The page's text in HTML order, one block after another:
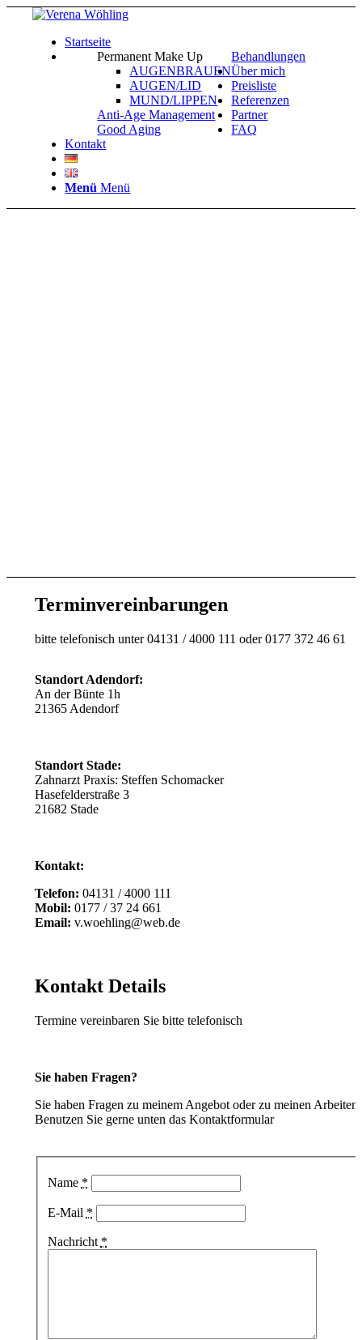
Startseite
Behandlungen
Permanent Make Up
AUGENBRAUEN
AUGEN/LID
MUND/LIPPEN
Anti-Age Management
Good Aging
Über mich
Preisliste
Referenzen
Partner
FAQ
Kontakt
Menü Menü
Terminvereinbarungen
bitte telefonisch unter 04131 / 4000 111 oder 0177 372 46 61
Standort Adendorf:
An der Bünte 1h
21365 Adendorf
Standort Stade:
Zahnarzt Praxis: Steffen Schomacker
Hasefelderstraße 3
21682 Stade
Kontakt:
Telefon: 04131 / 4000 111
Mobil: 0177 / 37 24 661
Email: v.woehling@web.de
Kontakt Details
Termine vereinbaren Sie bitte telefonisch
Sie haben Fragen?
Sie haben Fragen zu meinem Angebot oder zu meinen
Benutzen Sie gerne unten das Kontaktformular
Name *
E-Mail *
Nachricht *